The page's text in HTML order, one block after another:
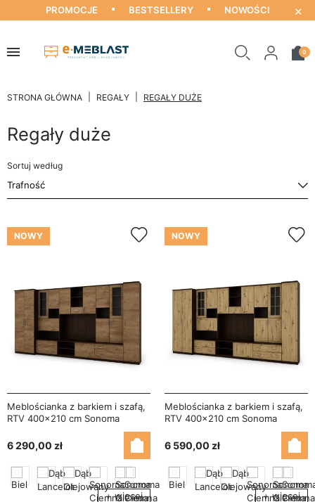
PROMOCJE BESTSELLERY NOWOŚCI ×
0
STRONA GŁÓWNA REGAŁY REGAŁY DUŻE
Regały duże
Sortuj według
NOWY
Meblościanka z barkiem i szafą,
RTV 400×210 cm Sonoma
Ciemna / Dąb Lefkas – CYKLON
6 290,00 zł
+ więcej
NOWY
Meblościanka z barkiem i szafą,
RTV 400×210 cm Sonoma
Ciemna / Dąb Artisan – CYKLON
6 590,00 zł
+ więcej